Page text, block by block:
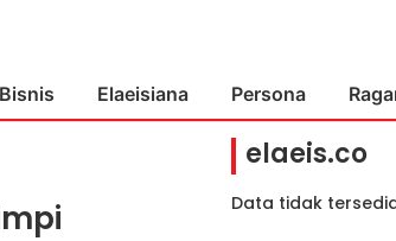
Bisnis Elaeisiana Persona
elaeis.co
Data tidak